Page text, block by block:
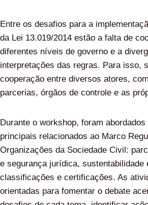
Entre os desafios para a
da Lei 13.019/2014 estão a falta de
diferentes níveis de governo e a
interpretações das regras. Para isso,
cooperação entre diversos atores,
parcerias, órgãos de controle e as
Durante o workshop, foram
principais relacionados ao Marco
Organizações da Sociedade Civil:
e segurança jurídica, sustentabilidade
classificações e certificações. As
orientadas para fomentar o debate